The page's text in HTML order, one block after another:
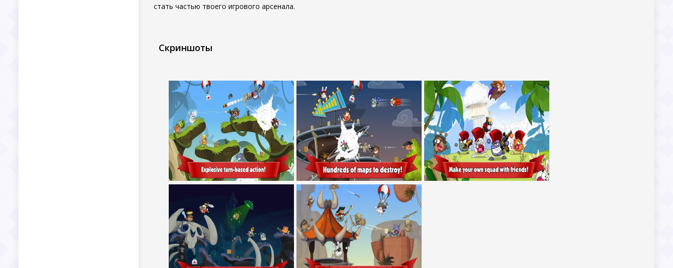
стать частью твоего игрового арсенала.
Скриншоты